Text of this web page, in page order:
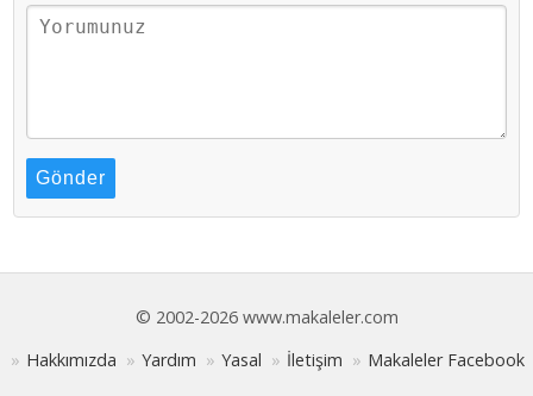
Gönder
© 2002-2026 www.makaleler.com
Hakkımızda
Yardım Yasal İletişim Makaleler Facebook